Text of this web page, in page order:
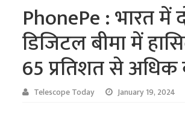
PhonePe : भारत में
डिजिटल बीमा में
65 प्रतिशत से अधिक
Telescope Today January 19, 2024